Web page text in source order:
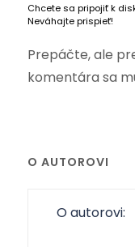
Chcete sa pripojiť k
Neváhajte prispieť!
Prepáčte, ale
komentára sa
O AUTOROVI
O autorovi: